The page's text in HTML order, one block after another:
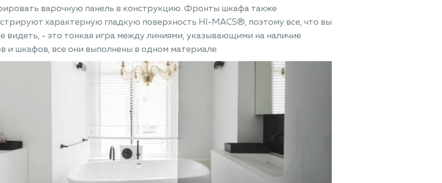
варочную панель в конструкцию. Фронты шкафа также
характерную гладкую поверхность HI-MACS®, поэтому все, что вы
видеть, - это тонкая игра между линиями, указывающими на наличие
и шкафов, все они выполнены в одном материале.